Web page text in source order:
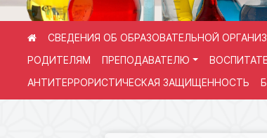
СВЕДЕНИЯ ОБ ОБРАЗОВАТЕЛЬНОЙ
РОДИТЕЛЯМ
ПРЕПОДАВАТЕЛЮ
АНТИТЕРРОРИСТИЧЕСКАЯ ЗАЩИЩЕННОСТЬ